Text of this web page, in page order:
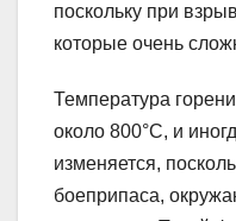
поскольку при
которые очень
Температура
около 800°C, и
изменяется,
боеприпаса,